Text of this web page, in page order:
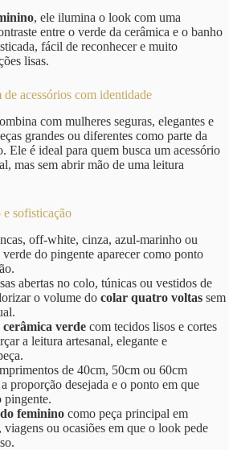
, ele ilumina o look com uma
entre o verde da cerâmica e o banho
fácil de reconhecer e muito
lisas.
acessórios com identidade
com mulheres seguras, elegantes e
grandes ou diferentes como parte da
Ele é ideal para quem busca um acessório
mas sem abrir mão de uma leitura
sofisticação
off-white, cinza, azul-marinho ou
do pingente aparecer como ponto
abertas no colo, túnicas ou vestidos de
o volume do colar quatro voltas sem
cerâmica verde com tecidos lisos e cortes
a leitura artesanal, elegante e
de 40cm, 50cm ou 60cm
proporção desejada e o ponto em que
pingente.
feminino como peça principal em
viagens ou ocasiões em que o look pede